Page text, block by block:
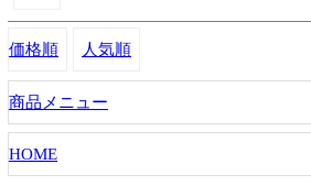
価格順 人気順
商品メニュー
HOME